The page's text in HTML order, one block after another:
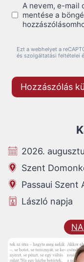
A nevem, e-mail
mentése a
Ezt a webhelyet a
és szolgáltatási feltételei
2026.
Szent
Passaui Szent
László napja